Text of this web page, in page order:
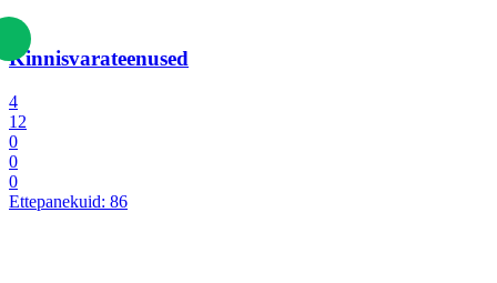
Kinnisvarateenused
4
12
0
0
0
Ettepanekuid: 86